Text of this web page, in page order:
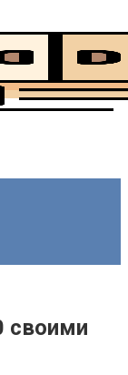
своими